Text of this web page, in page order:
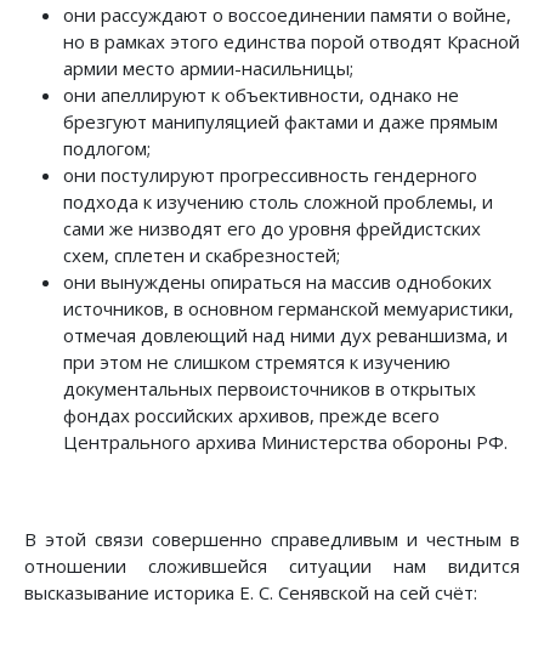
они рассуждают о воссоединении памяти о войне,
но в рамках этого единства порой отводят Красной
армии место армии-насильницы;
они апеллируют к объективности, однако не
брезгуют манипуляцией фактами и даже прямым
подлогом;
они постулируют прогрессивность гендерного
подхода к изучению столь сложной проблемы, и
сами же низводят его до уровня фрейдистских
схем, сплетен и скабрезностей;
они вынуждены опираться на массив однобоких
источников, в основном германской мемуаристики,
отмечая довлеющий над ними дух реваншизма, и
при этом не слишком стремятся к изучению
документальных первоисточников в открытых
фондах российских архивов, прежде всего
Центрального архива Министерства обороны РФ.
В этой связи совершенно справедливым и честным в
отношении сложившейся ситуации нам видится
высказывание историка Е. С. Сенявской на сей счёт: